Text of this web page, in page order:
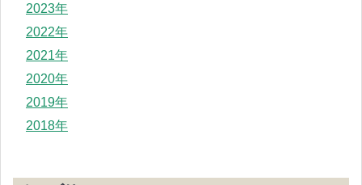
2023年
2022年
2021年
2020年
2019年
2018年